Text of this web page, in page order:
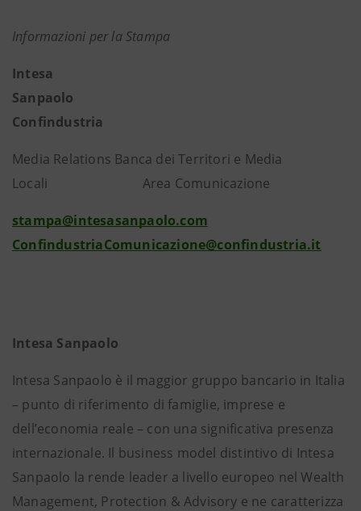
Informazioni per la Stampa
Intesa
Sanpaolo
Confindustria
Media Relations Banca dei Territori e Media
Locali Area Comunicazione
stampa@intesasanpaolo.com
ConfindustriaComunicazione@confindustria.it
Intesa Sanpaolo
Intesa Sanpaolo è il maggior gruppo bancario in Italia
– punto di riferimento di famiglie, imprese e
dell’economia reale – con una significativa presenza
internazionale. Il business model distintivo di Intesa
Sanpaolo la rende leader a livello europeo nel Wealth
Management, Protection & Advisory e ne caratterizza